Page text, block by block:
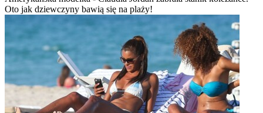
Oto jak dziewczyny bawią się na plaży!